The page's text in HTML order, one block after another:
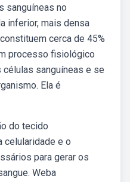
sanguíneas no
inferior, mais densa
cerca de 45%
processo fisiológico
células sanguíneas e se
Ela é
do tecido
celularidade e o
para gerar os
Weba